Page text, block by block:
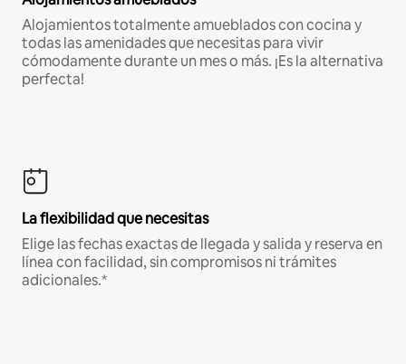
Alojamientos totalmente amueblados con cocina y
todas las amenidades que necesitas para vivir
cómodamente durante un mes o más. ¡Es la alternativa
perfecta!
La flexibilidad que necesitas
Elige las fechas exactas de llegada y salida y reserva en
línea con facilidad, sin compromisos ni trámites
adicionales.*